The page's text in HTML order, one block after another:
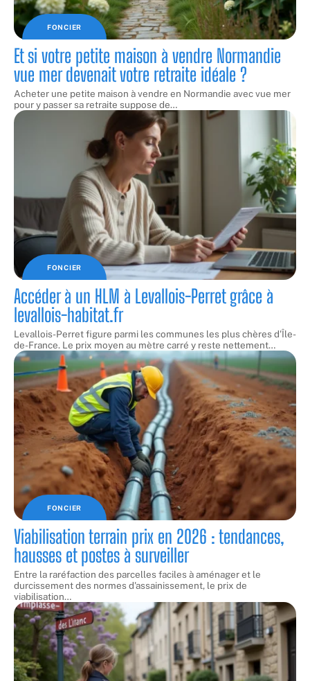
FONCIER
Et si votre petite maison à vendre Normandie
vue mer devenait votre retraite idéale ?
Acheter une petite maison à vendre en Normandie avec vue mer
pour y passer sa retraite suppose de…
FONCIER
Accéder à un HLM à Levallois-Perret grâce à
levallois-habitat.fr
Levallois-Perret figure parmi les communes les plus chères d'Île-
de-France. Le prix moyen au mètre carré y reste nettement…
FONCIER
Viabilisation terrain prix en 2026 : tendances,
hausses et postes à surveiller
Entre la raréfaction des parcelles faciles à aménager et le
durcissement des normes d'assainissement, le prix de
viabilisation…